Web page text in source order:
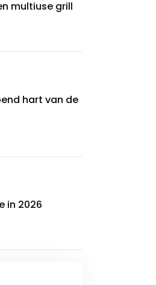
multiuse grill
hart van de
in 2026